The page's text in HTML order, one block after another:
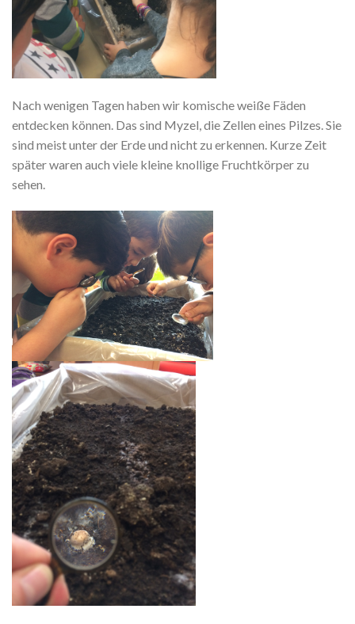
Nach wenigen Tagen haben wir komische weiße Fäden
entdecken können. Das sind Myzel, die Zellen eines Pilzes. Sie
sind meist unter der Erde und nicht zu erkennen. Kurze Zeit
später waren auch viele kleine knollige Fruchtkörper zu
sehen.